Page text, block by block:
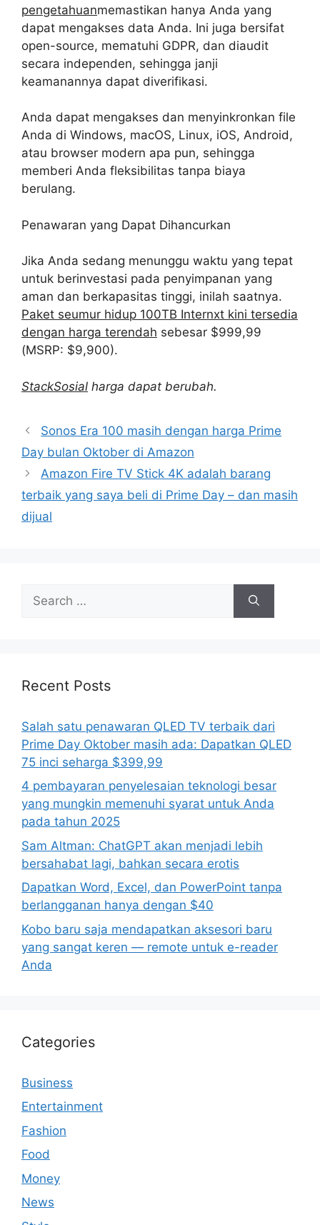
pengetahuanmemastikan hanya Anda yang
dapat mengakses data Anda. Ini juga bersifat
open-source, mematuhi GDPR, dan diaudit
secara independen, sehingga janji
keamanannya dapat diverifikasi.
Anda dapat mengakses dan menyinkronkan file
Anda di Windows, macOS, Linux, iOS, Android,
atau browser modern apa pun, sehingga
memberi Anda fleksibilitas tanpa biaya
berulang.
Penawaran yang Dapat Dihancurkan
Jika Anda sedang menunggu waktu yang tepat
untuk berinvestasi pada penyimpanan yang
aman dan berkapasitas tinggi, inilah saatnya.
Paket seumur hidup 100TB Internxt kini tersedia
dengan harga terendah sebesar $999,99
(MSRP: $9,900).
StackSosial harga dapat berubah.
Sonos Era 100 masih dengan harga Prime
Day bulan Oktober di Amazon
Amazon Fire TV Stick 4K adalah barang
terbaik yang saya beli di Prime Day – dan masih
dijual
for:
Recent Posts
Salah satu penawaran QLED TV terbaik dari
Prime Day Oktober masih ada: Dapatkan QLED
75 inci seharga $399,99
4 pembayaran penyelesaian teknologi besar
yang mungkin memenuhi syarat untuk Anda
pada tahun 2025
Sam Altman: ChatGPT akan menjadi lebih
bersahabat lagi, bahkan secara erotis
Dapatkan Word, Excel, dan PowerPoint tanpa
berlangganan hanya dengan $40
Kobo baru saja mendapatkan aksesori baru
yang sangat keren — remote untuk e-reader
Anda
Categories
Business
Entertainment
Fashion
Food
Money
News